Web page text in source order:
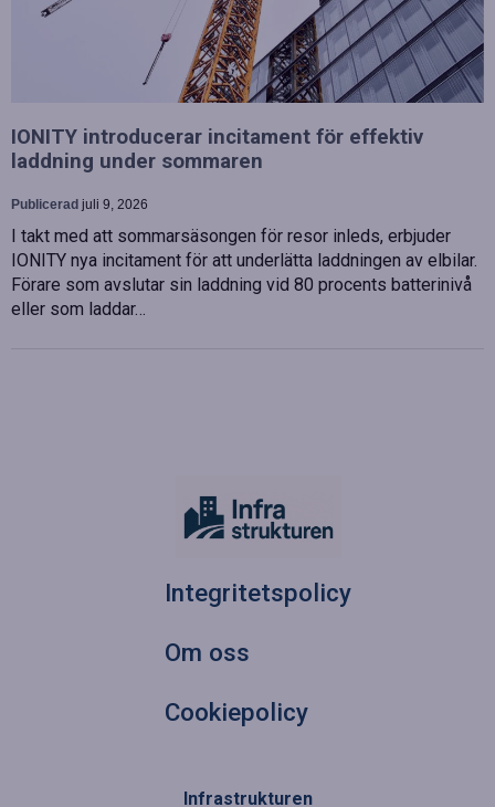
IONITY introducerar incitament för effektiv
laddning under sommaren
Publicerad juli 9, 2026
I takt med att sommarsäsongen för resor inleds, erbjuder
IONITY nya incitament för att underlätta laddningen av elbilar.
Förare som avslutar sin laddning vid 80 procents batterinivå
eller som laddar…
Integritetspolicy
Om oss
Cookiepolicy
Infrastrukturen